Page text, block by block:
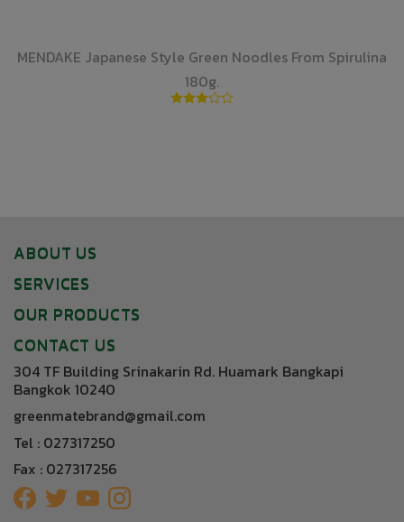
MENDAKE Japanese Style Green Noodles From Spirulina
180g.
ABOUT US
SERVICES
OUR PRODUCTS
CONTACT US
304 TF Building Srinakarin Rd. Huamark Bangkapi
Bangkok 10240
greenmatebrand@gmail.com
Tel : 027317250
Fax : 027317256